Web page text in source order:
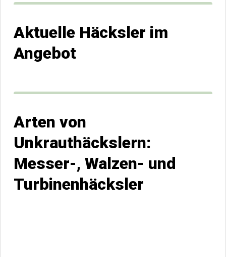
Aktuelle Häcksler im
Angebot
Arten von
Unkrauthäckslern:
Messer-, Walzen- und
Turbinenhäcksler